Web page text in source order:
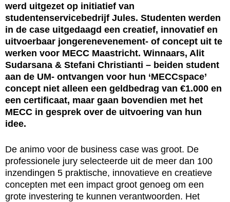
werd uitgezet op initiatief van
studentenservicebedrijf Jules. Studenten werden
in de case uitgedaagd een creatief, innovatief en
uitvoerbaar jongerenevenement- of concept uit te
werken voor MECC Maastricht. Winnaars, Alit
Sudarsana & Stefani Christianti – beiden student
aan de UM- ontvangen voor hun ‘MECCspace’
concept niet alleen een geldbedrag van €1.000 en
een certificaat, maar gaan bovendien met het
MECC in gesprek over de uitvoering van hun
idee.
De animo voor de business case was groot. De
professionele jury selecteerde uit de meer dan 100
inzendingen 5 praktische, innovatieve en creatieve
concepten met een impact groot genoeg om een
grote investering te kunnen verantwoorden. Het